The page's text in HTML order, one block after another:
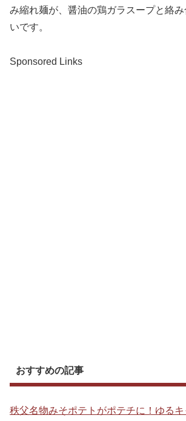
み縮れ麺が、醤油の鶏ガラスープと絡
いです。
Sponsored Links
おすすめの記事
秩父名物みそポテトがポテチに！ゆるキ